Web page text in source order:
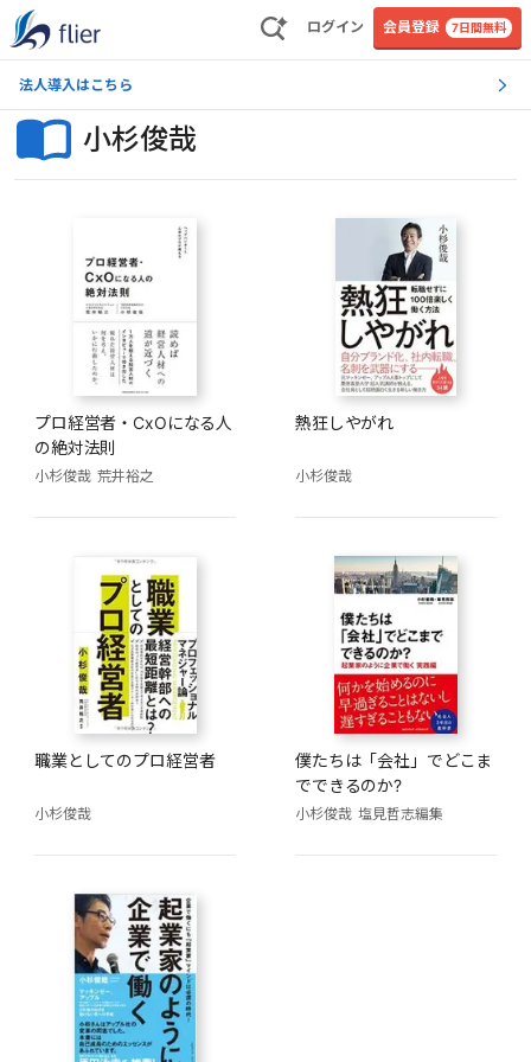
ログイン 会員登録 7日間無料
法人導入はこちら
小杉俊哉
プロ経営者・CxOになる人
の絶対法則
小杉俊哉 荒井裕之
熱狂しやがれ
小杉俊哉
職業としてのプロ経営者
小杉俊哉
僕たちは「会社」でどこま
でできるのか?
小杉俊哉 塩見哲志編集